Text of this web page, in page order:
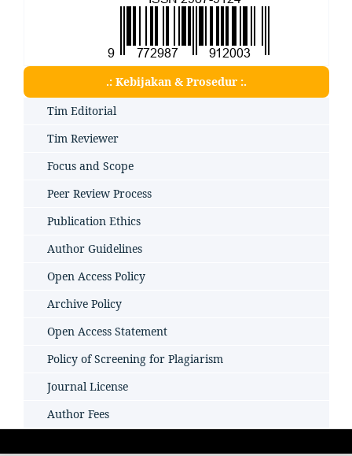
.: Kebijakan & Prosedur :.
Tim Editorial
Tim Reviewer
Focus and Scope
Peer Review Process
Publication Ethics
Author Guidelines
Open Access Policy
Archive Policy
Open Access Statement
Policy of Screening for Plagiarism
Journal License
Author Fees